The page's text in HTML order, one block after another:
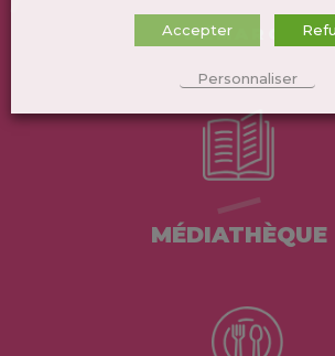
DÉMARCHES
MÉDIATHÈQUE
Accepter
Personnaliser